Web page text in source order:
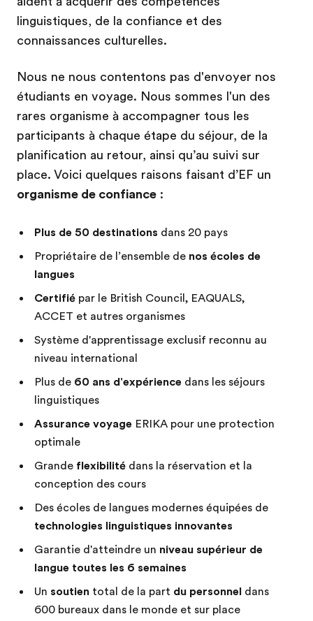
linguistiques, de la confiance et des
connaissances culturelles.
Nous ne nous contentons pas d'envoyer nos
étudiants en voyage. Nous sommes l'un des
rares organisme à accompagner tous les
participants à chaque étape du séjour, de la
planification au retour, ainsi qu’au suivi sur
place. Voici quelques raisons faisant d’EF un
organisme de confiance :
Plus de 50 destinations dans 20 pays
Propriétaire de l’ensemble de nos écoles de
langues
Certifié par le British Council, EAQUALS,
ACCET et autres organismes
Système d'apprentissage exclusif reconnu au
niveau international
Plus de 60 ans d'expérience dans les séjours
linguistiques
Assurance voyage ERIKA pour une protection
optimale
Grande flexibilité dans la réservation et la
conception des cours
Des écoles de langues modernes équipées de
technologies linguistiques innovantes
Garantie d'atteindre un niveau supérieur de
langue toutes les 6 semaines
Un soutien total de la part du personnel dans
600 bureaux dans le monde et sur place